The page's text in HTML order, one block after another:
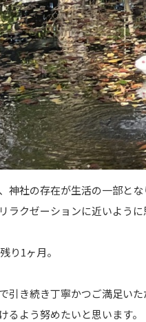
神社の存在が生活の一部と
ラクゼーションに近いように
り1ヶ月。
引き続き丁寧かつご満足い
るよう努めたいと思います。